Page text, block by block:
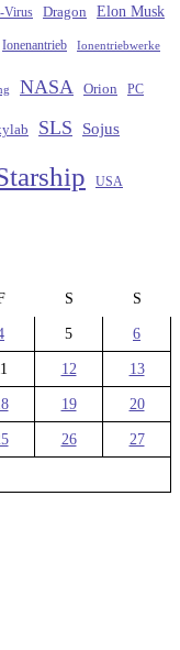
Virus Dragon Elon Musk
Ionenantrieb Ionentriebwerke
NASA Orion PC
SLS Sojus
USA
S S
5 6
12 13
19 20
26 27